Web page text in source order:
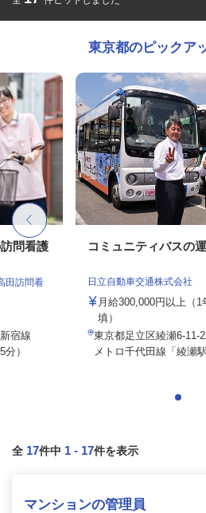
東京都のピックア
問看護
田訪問看
宿線
）
コミュニティバスの
日立自動車交通株式会社
月給300,000円以上（
填）
東京都足立区綾瀬6-11-
メトロ千代田線「綾瀬駅
全 17件中 1 - 17件を表示
マンションの管理員